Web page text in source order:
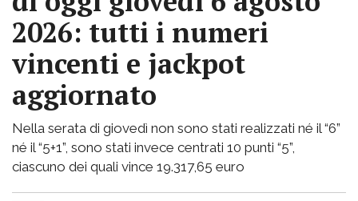
2026: tutti i numeri
vincenti e jackpot
aggiornato
Nella serata di giovedì non sono stati realizzati né il “6”
né il “5+1”, sono stati invece centrati 10 punti “5”,
ciascuno dei quali vince 19.317,65 euro